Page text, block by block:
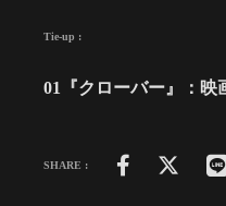
Tie-up :
01『クローバー』：映
SHARE :